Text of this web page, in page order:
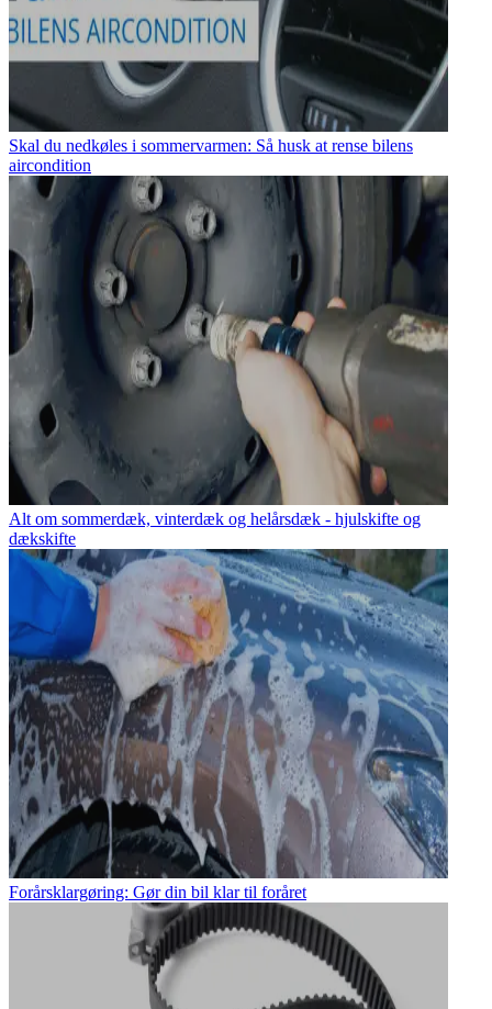
Skal du nedkøles i sommervarmen: Så husk at rense bilens
aircondition
Alt om sommerdæk, vinterdæk og helårsdæk - hjulskifte og
dækskifte
Forårsklargøring: Gør din bil klar til foråret